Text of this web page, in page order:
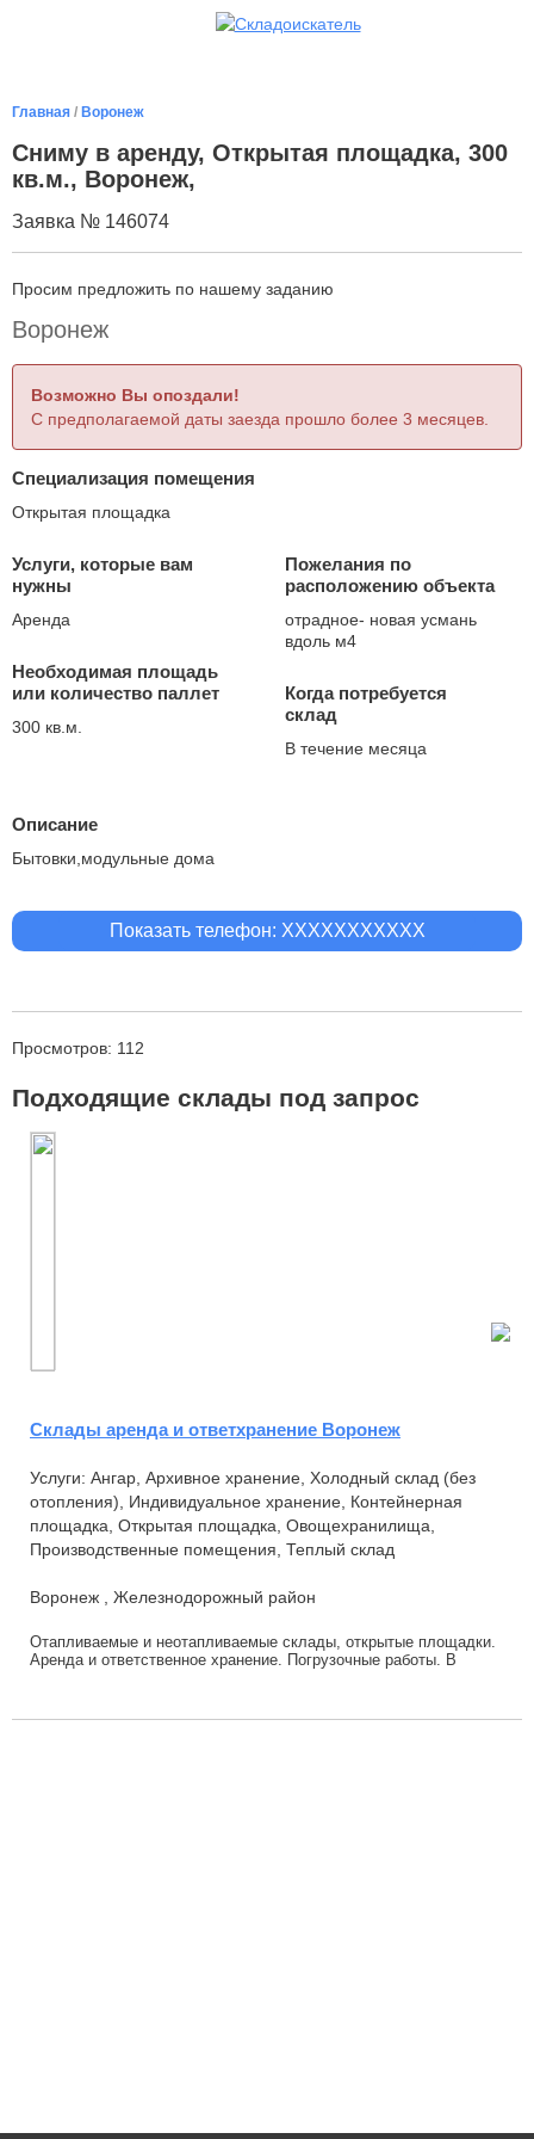
Главная / Воронеж
Сниму в аренду, Открытая площадка, 300
кв.м., Воронеж,
Заявка № 146074
Просим предложить по нашему заданию
Воронеж
Возможно Вы опоздали!
С предполагаемой даты заезда прошло более 3 месяцев.
Специализация помещения
Открытая площадка
Услуги, которые вам
нужны
Аренда
Необходимая площадь
или количество паллет
300 кв.м.
Пожелания по
расположению объекта
отрадное- новая усмань
вдоль м4
Когда потребуется
склад
В течение месяца
Описание
Бытовки,модульные дома
Показать телефон: XXXXXXXXXXX
Просмотров: 112
Подходящие склады под запрос
Склады аренда и ответхранение Воронеж
Услуги: Ангар, Архивное хранение, Холодный склад (без
отопления), Индивидуальное хранение, Контейнерная
площадка, Открытая площадка, Овощехранилища,
Производственные помещения, Теплый склад
Воронеж , Железнодорожный район
Отапливаемые и неотапливаемые склады, открытые площадки.
Аренда и ответственное хранение. Погрузочные работы. В